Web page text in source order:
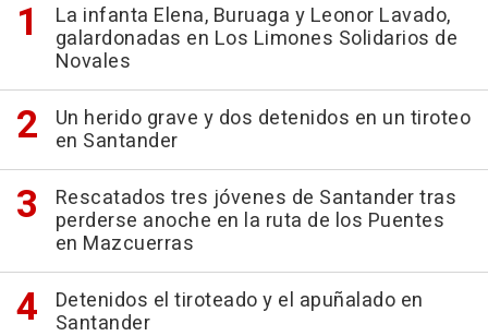
La infanta Elena, Buruaga y Leonor Lavado,
galardonadas en Los Limones Solidarios de
Novales
Un herido grave y dos detenidos en un tiroteo
en Santander
Rescatados tres jóvenes de Santander tras
perderse anoche en la ruta de los Puentes
en Mazcuerras
Detenidos el tiroteado y el apuñalado en
Santander